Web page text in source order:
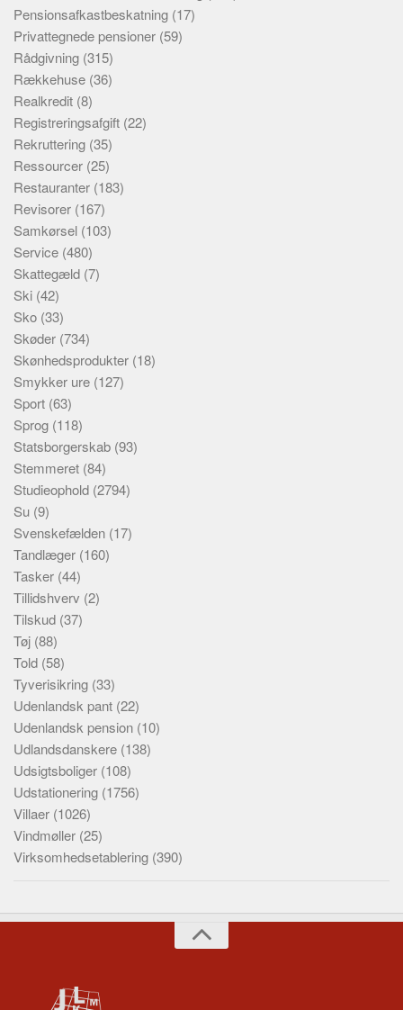
Pensionsafkastbeskatning (17)
Privattegnede pensioner (59)
Rådgivning (315)
Rækkehuse (36)
Realkredit (8)
Registreringsafgift (22)
Rekruttering (35)
Ressourcer (25)
Restauranter (183)
Revisorer (167)
Samkørsel (103)
Service (480)
Skattegæld (7)
Ski (42)
Sko (33)
Skøder (734)
Skønhedsprodukter (18)
Smykker ure (127)
Sport (63)
Sprog (118)
Statsborgerskab (93)
Stemmeret (84)
Studieophold (2794)
Su (9)
Svenskefælden (17)
Tandlæger (160)
Tasker (44)
Tillidshverv (2)
Tilskud (37)
Tøj (88)
Told (58)
Tyverisikring (33)
Udenlandsk pant (22)
Udenlandsk pension (10)
Udlandsdanskere (138)
Udsigtsboliger (108)
Udstationering (1756)
Villaer (1026)
Vindmøller (25)
Virksomhedsetablering (390)